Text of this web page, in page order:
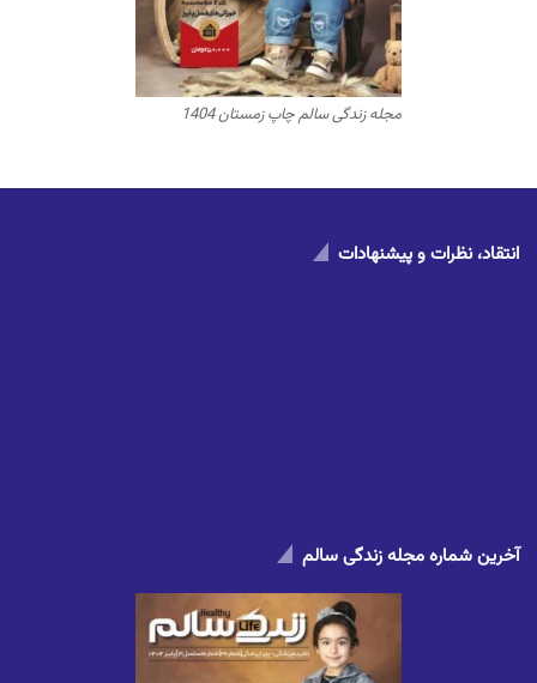
مجله زندگی سالم چاپ زمستان 1404
انتقاد، نظرات و پیشنهادات
آخرین شماره مجله زندگی سالم